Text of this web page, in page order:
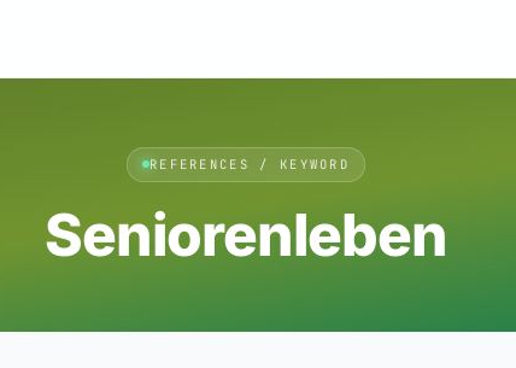
REFERENCES / KEYWORD
Seniorenleben